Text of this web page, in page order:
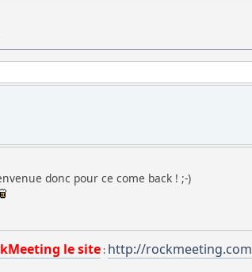
donc pour ce come back ! ;-)
le site: http://rockmeeting.com